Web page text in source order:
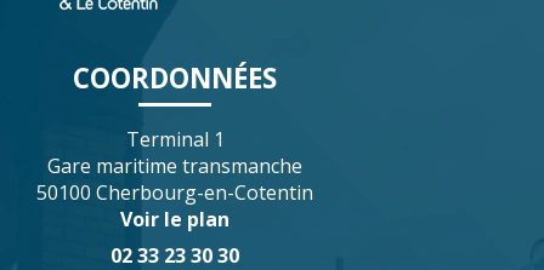
COORDONNÉES
Terminal 1
Gare maritime transmanche
50100 Cherbourg-en-Cotentin
Voir le plan
02 33 23 30 30